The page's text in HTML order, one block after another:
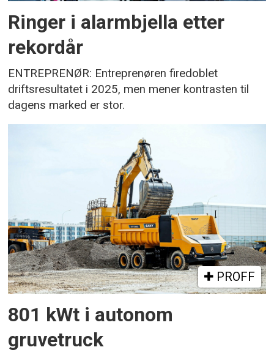
Ringer i alarmbjella etter
rekordår
ENTREPRENØR: Entreprenøren firedoblet
driftsresultatet i 2025, men mener kontrasten til
dagens marked er stor.
PROFF
801 kWt i autonom
gruvetruck